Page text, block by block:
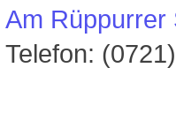
Am Rüppurrer
Telefon: